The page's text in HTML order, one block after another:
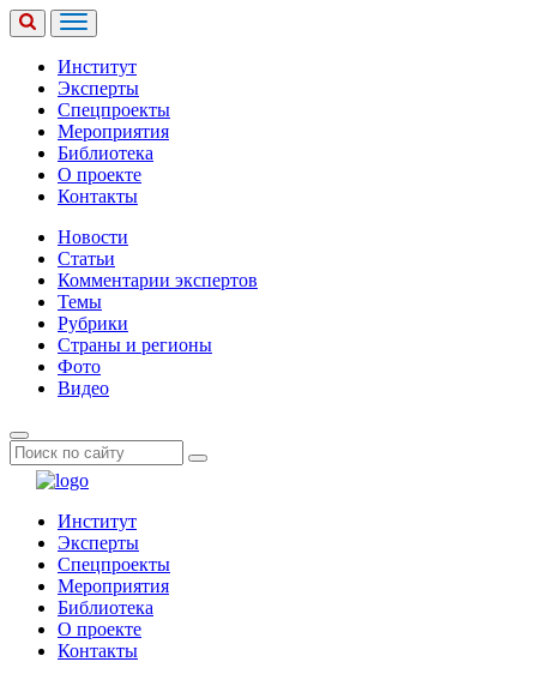
Институт
Эксперты
Спецпроекты
Мероприятия
Библиотека
О проекте
Контакты
Новости
Статьи
Комментарии экспертов
Темы
Рубрики
Страны и регионы
Фото
Видео
Институт
Эксперты
Спецпроекты
Мероприятия
Библиотека
О проекте
Контакты